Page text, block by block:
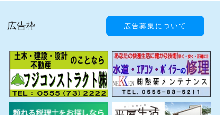
広告枠 広告募集について